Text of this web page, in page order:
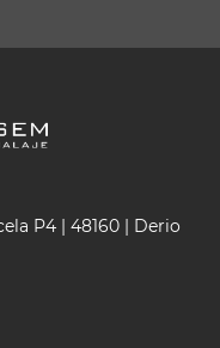
P4 | 48160 | Derio